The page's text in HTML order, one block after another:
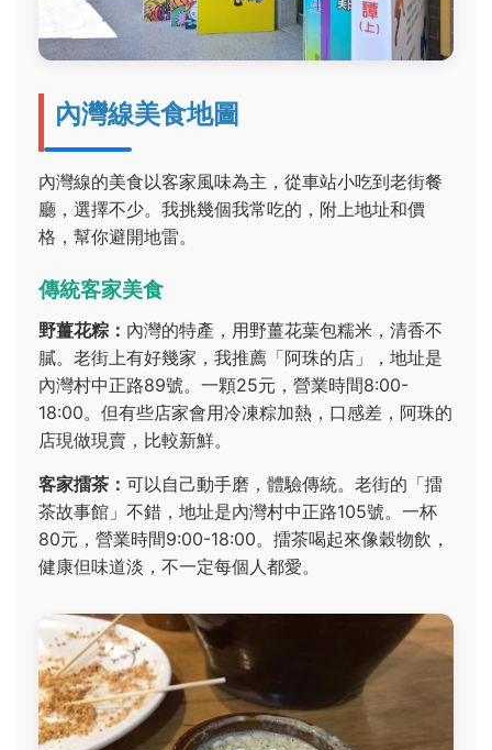
內灣線美食地圖
內灣線的美食以客家風味為主，從車站小吃到老街餐
廳，選擇不少。我挑幾個我常吃的，附上地址和價
格，幫你避開地雷。
傳統客家美食
野薑花粽： 內灣的特產，用野薑花葉包糯米，清香不
膩。老街上有好幾家，我推薦「阿珠的店」，地址是
內灣村中正路89號。一顆25元，營業時間8:00-
18:00。但有些店家會用冷凍粽加熱，口感差，阿珠的
店現做現賣，比較新鮮。
客家擂茶： 可以自己動手磨，體驗傳統。老街的「擂
茶故事館」不錯，地址是內灣村中正路105號。一杯
80元，營業時間9:00-18:00。擂茶喝起來像穀物飲，
健康但味道淡，不一定每個人都愛。